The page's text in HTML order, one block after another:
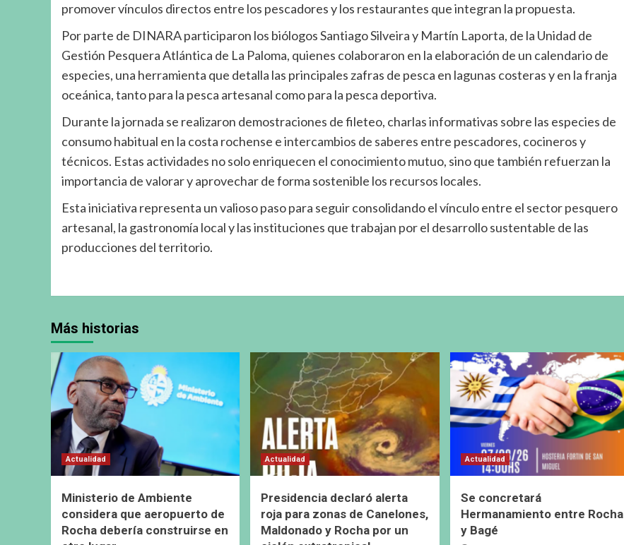
promover vínculos directos entre los pescadores y los restaurantes que integran la propuesta.
Por parte de DINARA participaron los biólogos Santiago Silveira y Martín Laporta, de la Unidad de
Gestión Pesquera Atlántica de La Paloma, quienes colaboraron en la elaboración de un calendario de
especies, una herramienta que detalla las principales zafras de pesca en lagunas costeras y en la franja
oceánica, tanto para la pesca artesanal como para la pesca deportiva.
Durante la jornada se realizaron demostraciones de fileteo, charlas informativas sobre las especies de
consumo habitual en la costa rochense e intercambios de saberes entre pescadores, cocineros y
técnicos. Estas actividades no solo enriquecen el conocimiento mutuo, sino que también refuerzan la
importancia de valorar y aprovechar de forma sostenible los recursos locales.
Esta iniciativa representa un valioso paso para seguir consolidando el vínculo entre el sector pesquero
artesanal, la gastronomía local y las instituciones que trabajan por el desarrollo sustentable de las
producciones del territorio.
Más historias
Actualidad
Ministerio de Ambiente
considera que aeropuerto de
Rocha debería construirse en
Actualidad
Presidencia declaró alerta
roja para zonas de Canelones,
Maldonado y Rocha por un
Actualidad
Se concretará
Hermanamiento entre Rocha
y Bagé